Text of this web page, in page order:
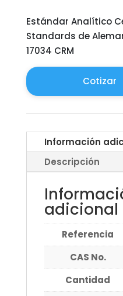
Estándar Analítico
Standards de
17034 CRM
Cotizar
Información
Descripción
adicional
Referencia
CAS No.
Cantidad